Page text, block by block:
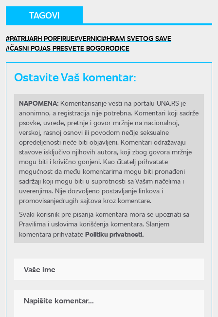
TAGOVI
PATRIJARH PORFIRIJE VERNICI HRAM SVETOG SAVE
ČASNI POJAS PRESVETE BOGORODICE
Ostavite Vaš komentar:
NAPOMENA: Komentarisanje vesti na portalu UNA.RS je
anonimno, a registracija nije potrebna. Komentari koji sadrže
psovke, uvrede, pretnje i govor mržnje na nacionalnoj,
verskoj, rasnoj osnovi ili povodom nečije seksualne
opredeljenosti neće biti objavljeni. Komentari odražavaju
stavove isključivo njihovih autora, koji zbog govora mržnje
mogu biti i krivično gonjeni. Kao čitatelj prihvatate
mogućnost da među komentarima mogu biti pronađeni
sadržaji koji mogu biti u suprotnosti sa Vašim načelima i
uverenjima. Nije dozvoljeno postavljanje linkova i
promovisanjedrugih sajtova kroz komentare.
Svaki korisnik pre pisanja komentara mora se upoznati sa
Pravilima i uslovima korišćenja komentara. Slanjem
komentara prihvatate Politiku privatnosti.